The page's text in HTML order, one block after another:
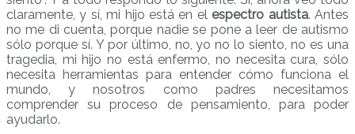
claramente, y sí, mi hijo está en el espectro autista. Antes
no me di cuenta, porque nadie se pone a leer de autismo
sólo porque sí. Y por último, no, yo no lo siento, no es una
tragedia, mi hijo no está enfermo, no necesita cura, sólo
necesita herramientas para entender cómo funciona el
mundo, y nosotros como padres necesitamos
comprender su proceso de pensamiento, para poder
ayudarlo.